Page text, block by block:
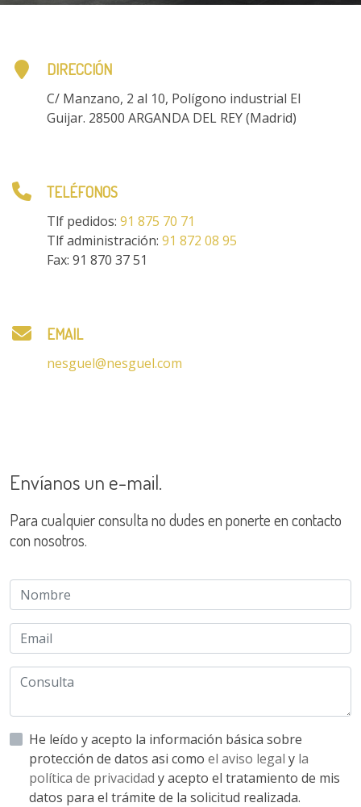
DIRECCIÓN
C/ Manzano, 2 al 10, Polígono industrial El
Guijar. 28500 ARGANDA DEL REY (Madrid)
TELÉFONOS
Tlf pedidos:91 875 70 71
Tlf administración:91 872 08 95
Fax: 91 870 37 51
EMAIL
nesguel@nesguel.com
Envíanos un e-mail.
Para cualquier consulta no dudes en ponerte en contacto
con nosotros.
He leído y acepto la información básica sobre
protección de datos asi como el aviso legal y la
política de privacidad y acepto el tratamiento de mis
datos para el trámite de la solicitud realizada.